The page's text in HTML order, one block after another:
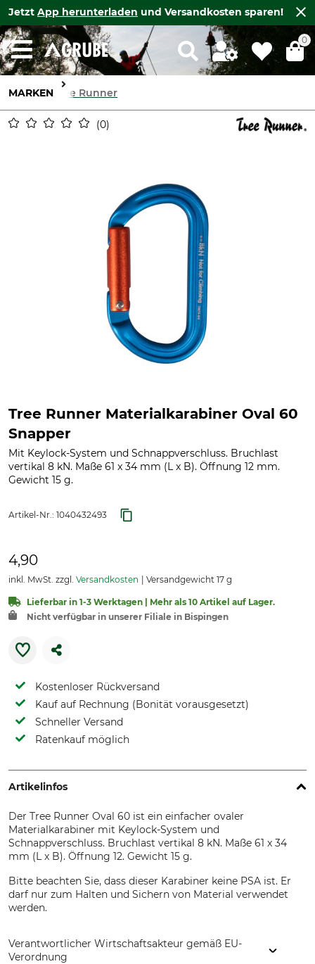
Jetzt App herunterladen und Versandkosten sparen!
0
MARKEN Tree Runner
0
Tree Runner Materialkarabiner Oval 60
Snapper
Mit Keylock-System und Schnappverschluss. Bruchlast
vertikal 8 kN. Maße 61 x 34 mm (L x B). Öffnung 12 mm.
Gewicht 15 g.
Artikel-Nr.: 1040432493
4,90
inkl. MwSt. zzgl. Versandkosten Versandgewicht 17 g
Lieferbar in 1-3 Werktagen | Mehr als 10 Artikel auf Lager.
Nicht verfügbar in unserer Filiale in Bispingen
Kostenloser Rückversand
Kauf auf Rechnung (Bonität vorausgesetzt)
Schneller Versand
Ratenkauf möglich
Artikelinfos
Der Tree Runner Oval 60 ist ein einfacher ovaler
Materialkarabiner mit Keylock-System und
Schnappverschluss. Bruchlast vertikal 8 kN. Maße 61 x 34
mm (L x B). Öffnung 12. Gewicht 15 g.
Bitte beachten Sie, dass dieser Karabiner keine PSA ist. Er
darf nur zum Halten und Sichern von Material verwendet
werden.
Verantwortlicher Wirtschaftsakteur gemäß EU-
Verordnung